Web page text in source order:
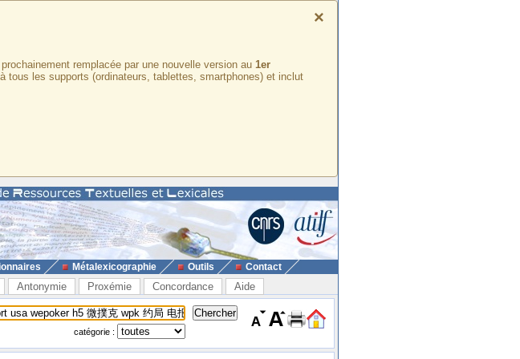
×
remplacée par une nouvelle version au 1er
tous les supports (ordinateurs, tablettes, smartphones) et inclut
Métalexicographie Outils Contact
Antonymie Proxémie Concordance Aide
catégorie :